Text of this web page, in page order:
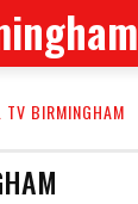
TV BIRMINGHAM